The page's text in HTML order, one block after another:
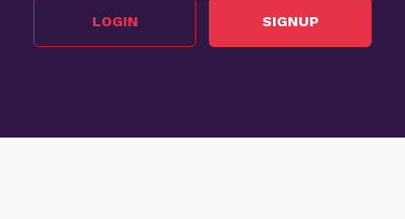
LOGIN SIGNUP